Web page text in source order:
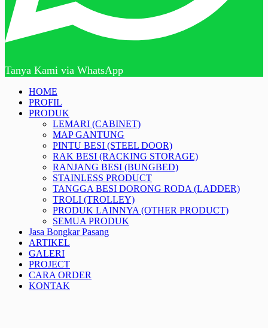
Tanya Kami via WhatsApp
HOME
PROFIL
PRODUK
LEMARI (CABINET)
MAP GANTUNG
PINTU BESI (STEEL DOOR)
RAK BESI (RACKING STORAGE)
RANJANG BESI (BUNGBED)
STAINLESS PRODUCT
TANGGA BESI DORONG RODA (LADDER)
TROLI (TROLLEY)
PRODUK LAINNYA (OTHER PRODUCT)
SEMUA PRODUK
Jasa Bongkar Pasang
ARTIKEL
GALERI
PROJECT
CARA ORDER
KONTAK